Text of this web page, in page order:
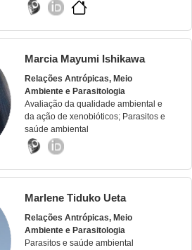
Marcia Mayumi Ishikawa
Relações Antrópicas, Meio
Ambiente e Parasitologia
Avaliação da qualidade ambiental e
da ação de xenobióticos; Parasitos e
saúde ambiental
Marlene Tiduko Ueta
Relações Antrópicas, Meio
Ambiente e Parasitologia
Parasitos e saúde ambiental